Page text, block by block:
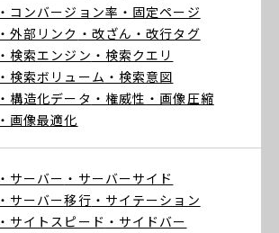
・コンバージョン率 ・固定ページ
・外部リンク ・改ざん ・改行タグ
・検索エンジン ・検索クエリ
・検索ボリューム ・検索意図
・構造化データ ・権威性 ・画像圧縮
・画像最適化
・サーバー ・サーバーサイド
・サーバー移行 ・サイテーション
・サイトスピード ・サイドバー